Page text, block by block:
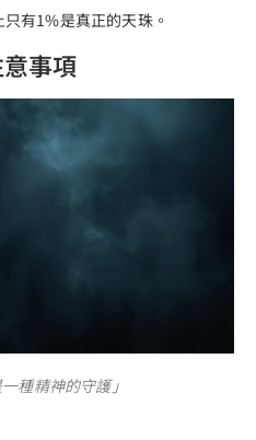
有1%是真正的天珠。
事項
種精神的守護」